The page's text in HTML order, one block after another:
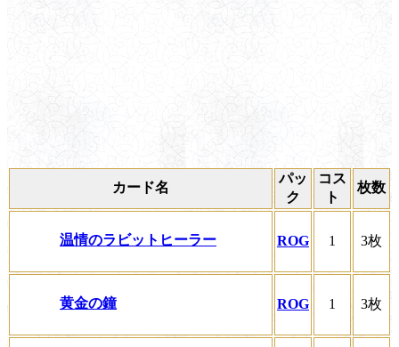
カード名
パッ
ク
コス
ト
枚数
温情のラビットヒーラー ROG 1 3枚
黄金の鐘 ROG 1 3枚